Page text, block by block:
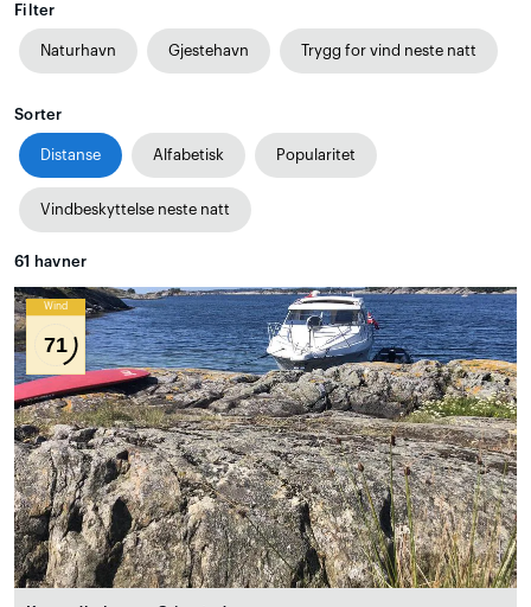
Filter
Naturhavn Gjestehavn Trygg for vind neste natt
Sorter
Distanse Alfabetisk Popularitet
Vindbeskyttelse neste natt
61 havner
Wind
71